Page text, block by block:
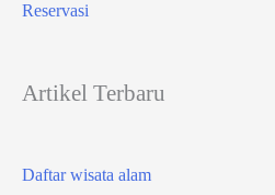
Reservasi
Artikel Terbaru
Daftar wisata alam